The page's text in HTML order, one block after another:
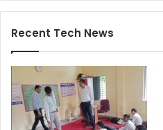
Recent Tech News